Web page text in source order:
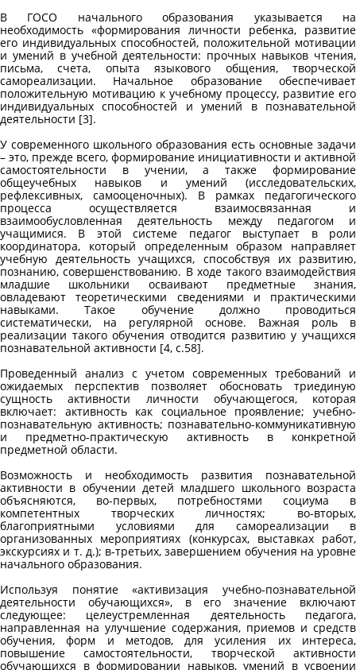
В ГОСО начального образования указывается на
необходимость «формирования личности ребенка, развитие
его индивидуальных способностей, положительной мотивации
и умений в учебной деятельности: прочных навыков чтения,
письма, счета, опыта языкового общения, творческой
самореализации. Начальное образование обеспечивает
положительную мотивацию к учебному процессу, развитие его
индивидуальных способностей и умений в познавательной
деятельности [3].
У современного школьного образования есть основные задачи
– это, прежде всего, формирование инициативности и активной
самостоятельности в учении, а также формирование
общеучебных навыков и умений (исследовательских,
рефлексивных, самооценочных). В рамках педагогического
процесса осуществляется взаимосвязанная и
взаимообусловленная деятельность между педагогом и
учащимися. В этой системе педагог выступает в роли
координатора, который определенным образом направляет
учебную деятельность учащихся, способствуя их развитию,
познанию, совершенствованию. В ходе такого взаимодействия
младшие школьники осваивают предметные знания,
овладевают теоретическими сведениями и практическими
навыками. Такое обучение должно проводиться
систематически, на регулярной основе. Важная роль в
реализации такого обучения отводится развитию у учащихся
познавательной активности [4, с.58].
Проведенный анализ с учетом современных требований и
ожидаемых перспектив позволяет обосновать триединую
сущность активности личности обучающегося, которая
включает: активность как социальное проявление; учебно-
познавательную активность; познавательно-коммуникативную
и предметно-практическую активность в конкретной
предметной области.
Возможность и необходимость развития познавательной
активности в обучении детей младшего школьного возраста
объясняются, во-первых, потребностями социума в
компетентных творческих личностях; во-вторых,
благоприятными условиями для самореализации в
организованных мероприятиях (конкурсах, выставках работ,
экскурсиях и т. д.); в-третьих, завершением обучения на уровне
начального образования.
Используя понятие «активизация учебно-познавательной
деятельности обучающихся», в его значение включают
следующее: целеустремленная деятельность педагога,
направленная на улучшение содержания, приемов и средств
обучения, форм и методов, для усиления их интереса,
повышение самостоятельности, творческой активности
обучающихся в формировании навыков, умений в усвоении